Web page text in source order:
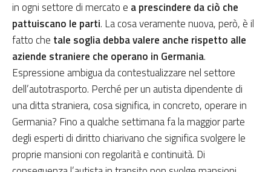
in ogni settore di mercato e a prescindere da ciò che
pattuiscano le parti. La cosa veramente nuova, però, è il
fatto che tale soglia debba valere anche rispetto alle
aziende straniere che operano in Germania.
Espressione ambigua da contestualizzare nel settore
dell’autotrasporto. Perché per un autista dipendente di
una ditta straniera, cosa significa, in concreto, operare in
Germania? Fino a qualche settimana fa la maggior parte
degli esperti di diritto chiarivano che significa svolgere le
proprie mansioni con regolarità e continuità. Di